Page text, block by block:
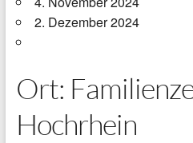
2. Dezember 2024
Ort:
Hochrhein